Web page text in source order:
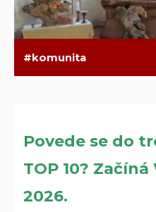
komunita
Povede se do
TOP 10? Začíná
2026.